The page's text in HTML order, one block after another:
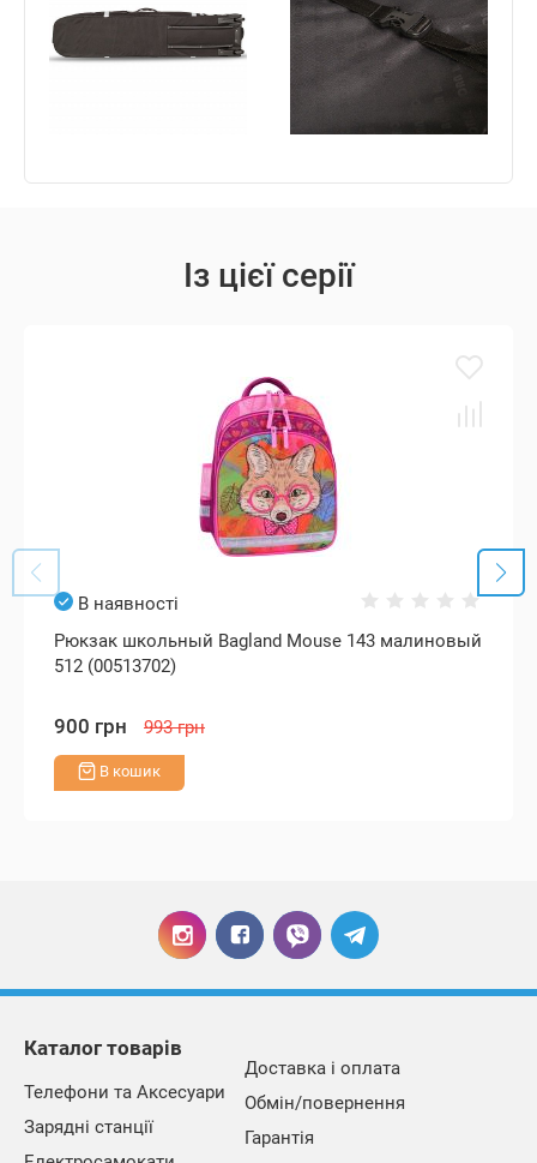
Із цієї серії
В наявності
Рюкзак школьный Bagland Mouse 143 малиновый
512 (00513702)
900 грн 993 грн
В кошик
Каталог товарів
Телефони та Аксесуари
Зарядні станції
Доставка і оплата
Обмін/повернення
Гарантія